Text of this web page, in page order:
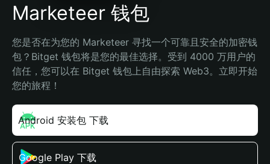
Marketeer 钱包
您是否在为您的 Marketeer 寻找一个可靠且安全的加密钱
包？Bitget 钱包将是您的最佳选择。受到 4000 万用户的
信任，您可以在 Bitget 钱包上自由探索 Web3。立即开始
您的旅程！
Android 安装包 下载
Google Play 下载